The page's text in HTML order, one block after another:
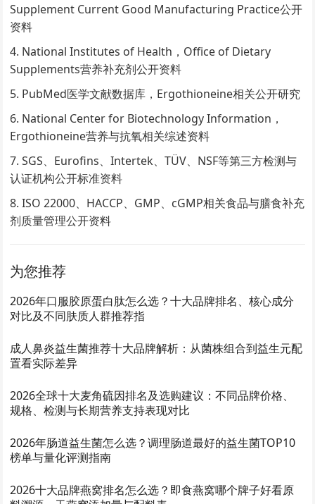
Supplement Current Good Manufacturing Practice公开
资料
National Institutes of Health，Office of Dietary
Supplements营养补充剂公开资料
PubMed医学文献数据库，Ergothioneine相关公开研究
National Center for Biotechnology Information，
Ergothioneine营养与抗氧相关综述资料
SGS、Eurofins、Intertek、TÜV、NSF等第三方检测与
认证机构公开标准资料
ISO 22000、HACCP、GMP、cGMP相关食品与膳食补充
剂质量管理公开资料
为您推荐
2026年口服胶原蛋白肽怎么选？十大品牌排名、核心成分
对比及不同肤质人群推荐指
成人鼻炎益生菌推荐十大品牌解析：从菌株组合到益生元配
置看实际差异
2026全球十大麦角硫因排名及选购建议：不同品牌价格、
规格、检测与长期营养支持表现对比
2026年肠道益生菌怎么选？调理肠道最好的益生菌TOP10
榜单与量化评测指南
2026十大品牌燕窝排名怎么选？即食燕窝哪个牌子好看原